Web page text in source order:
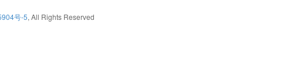
号-5, All Rights Reserved